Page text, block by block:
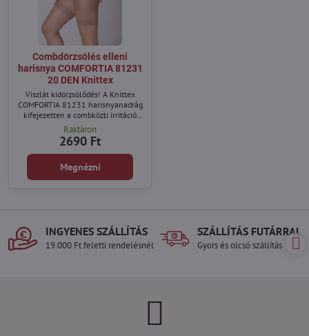
Combdörzsölés elleni
harisnya COMFORTIA 81231
20 DEN Knittex
Viszlát kidörzsölődés! A Knittex
COMFORTIA 81231 harisnyanadrág
kifejezetten a combközti irritáció
ellen lett kifejlesztve.
Raktáron
2690 Ft
Megnézni
INGYENES SZÁLLÍTÁS
19.000 Ft feletti rendelésnél
SZÁLLÍTÁS FUTÁRRAL
Gyors és olcsó szállítás